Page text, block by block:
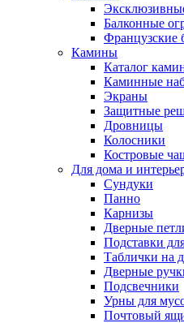
Балконные
Французские
Камины
Каталог
Каминные
Экраны
Защитные
Дровницы
Колосники
Костровые
Для дома и
Сундуки
Панно
Карнизы
Дверные
Подставки
Таблички на
Дверные
Подсвечники
Урны для
Почтовый